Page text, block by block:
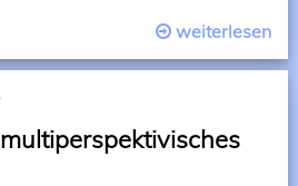
weiterlesen